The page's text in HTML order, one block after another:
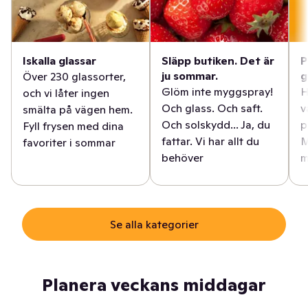
Iskalla glassar
Över 230 glassorter,
och vi låter ingen
smälta på vägen hem.
Fyll frysen med dina
favoriter i sommar
Släpp butiken. Det är
ju sommar.
Glöm inte myggspray!
Och glass. Och saft.
Och solskydd... Ja, du
fattar. Vi har allt du
behöver
Se alla kategorier
Planera veckans middagar